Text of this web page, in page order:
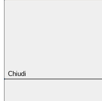
Chiudi